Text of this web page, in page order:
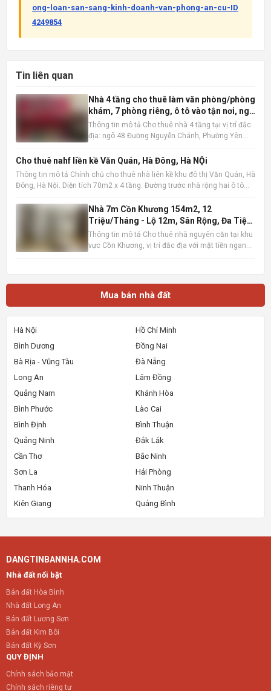
ong-loan-san-sang-kinh-doanh-van-phong-an-cu-ID
4249854
Tin liên quan
Nhà 4 tầng cho thuê làm văn phòng/phòng
khám, 7 phòng riêng, ô tô vào tận nơi, ngõ
48 Nguyễn Chánh
Thông tin mô tả Cho thuê nhà 4 tầng tại vị trí đắc
địa: ngõ 48 Đường Nguyễn Chánh, Phường Yên
60m2 x 4 tầng, được thiết kế hợp lý với 7 phòng
riêng biệt, độc lập, tạo không gian làm việc hoặc
kinh do
Cho thuê nahf liền kề Văn Quán, Hà Đông, Hà NỘi
Thông tin mô tả Chính chủ cho thuê nhà liên kề khu đô thị Văn Quán, Hà
Đông, Hà Nội. Diện tích 70m2 x 4 tầng. Đường trước nhà rộng hai ô tô
thị , gần ga đường sắt metro, bến xeNhà 7m Cồn Khương 154m2, 12
Triệu/Tháng - Lộ 12m, Sân Rộng, Đa Tiện
Ích
Thông tin mô tả Cho thuê nhà nguyên căn tại khu
vực Cồn Khương, vị trí đắc địa với mặt tiền ngang
Mua bán nhà đất
Hà Nội
Hồ Chí Minh
Bình Dương
Đồng Nai
Bà Rịa - Vũng Tàu
Đà Nẵng
Long An
Lâm Đồng
Quảng Nam
Khánh Hòa
Bình Phước
Lào Cai
Bình Định
Bình Thuận
Quảng Ninh
Đắk Lắk
Cần Thơ
Bắc Ninh
Sơn La
Hải Phòng
Thanh Hóa
Ninh Thuận
Kiên Giang
Quảng Bình
DANGTINBANNHA.COM
Nhà đất nổi bật
Bán đất Hòa Bình
Nhà đất Long An
Bán đất Lương Sơn
Bán đất Kim Bôi
Bán đất Kỳ Sơn
QUY ĐỊNH
Chính sách bảo mật
Chính sách riêng tư